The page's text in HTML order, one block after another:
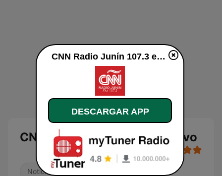
CNN Radio Junín 107.3 en vivo
Noticias
CNN Radio Junín 107.3 en vivo
DESCARGAR APP